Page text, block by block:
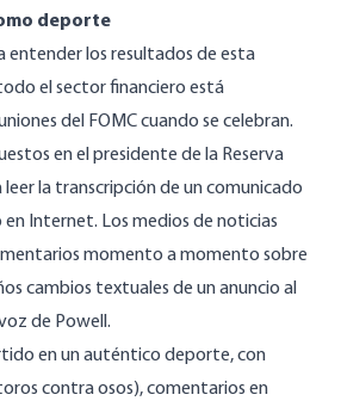
deporte
entender los resultados de esta
el sector financiero está
del FOMC cuando se celebran.
en el presidente de la Reserva
leer la transcripción de un comunicado
en Internet. Los medios de noticias
momento a momento sobre
cambios textuales de un anuncio al
de Powell.
en un auténtico deporte, con
contra osos), comentarios en